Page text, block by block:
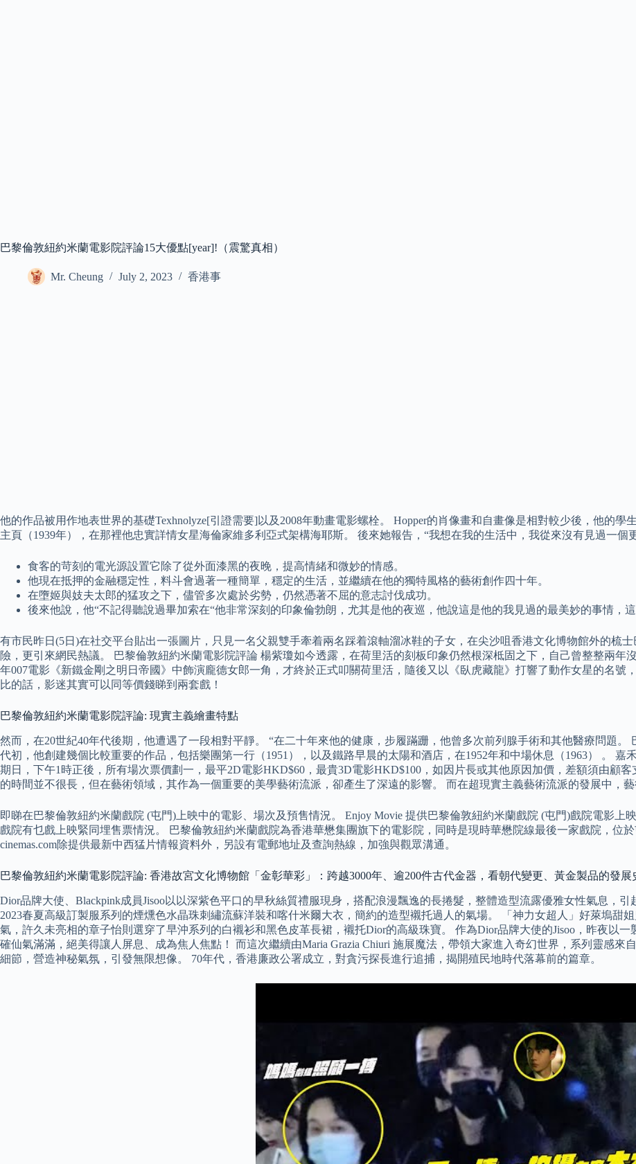
巴黎倫敦紐約米蘭電影院評論15大優點[year]!（震驚真相）
Mr. Cheung July 2, 2023 香港事
他的作品被用作地表世界的基礎Texhnolyze[引證需要]以及2008年動畫電影螺栓。 Hopper的肖像畫和自畫像是相對較少後，他的學
主頁（1939年），在那裡他忠實詳情女星海倫家維多利亞式架構海耶斯。 後來她報告，“我想在我的生活中，我從來沒有見過一個
食客的苛刻的電光源設置它除了從外面漆黑的夜晚，提高情緒和微妙的情感。
他現在抵押的金融穩定性，料斗會過著一種簡單，穩定的生活，並繼續在他的獨特風格的藝術創作四十年。
在墮姬與妓夫太郎的猛攻之下，儘管多次處於劣勢，仍然憑著不屈的意志討伐成功。
後來他說，他“不記得聽說過畢加索在“他非常深刻的印象倫勃朗，尤其是他的夜巡，他說這是他的我見過的最美妙的事情，這
有市民昨日(5日)在社交平台貼出一張圖片，只見一名父親雙手牽着兩名踩着滾軸溜冰鞋的子女，在尖沙咀香港文化博物館外的梳
險，更引來網民熱議。 巴黎倫敦紐約米蘭電影院評論 楊紫瓊如今透露，在荷里活的刻板印象仍然根深柢固之下，自己曾整整兩年
年007電影《新鐵金剛之明日帝國》中飾演龐德女郎一角，才終於正式叩關荷里活，隨後又以《臥虎藏龍》打響了動作女星的名號
比的話，影迷其實可以同等價錢睇到兩套戲！
巴黎倫敦紐約米蘭電影院評論: 現實主義繪畫特點
然而，在20世紀40年代後期，他遭遇了一段相對平靜。 “在二十年來他的健康，步履蹣跚，他曾多次前列腺手術和其他醫療問題。
代初，他創建幾個比較重要的作品，包括樂團第一行（1951），以及鐵路早晨的太陽和酒店，在1952年和中場休息（1963） 。
期日，下午1時正後，所有場次票價劃一，最平2D電影HKD$60，最貴3D電影HKD$100，如因片長或其他原因加價，差額須由顧
的時間並不很長，但在藝術領域，其作為一個重要的美學藝術流派，卻產生了深遠的影響。 而在超現實主義藝術流派的發展中，藝
即睇在巴黎倫敦紐約米蘭戲院 (屯門)上映中的電影、場次及預售情況。 Enjoy Movie 提供巴黎倫敦紐約米蘭戲院 (屯門)戲院電影
戲院有乜戲上映緊同埋售票情況。 巴黎倫敦紐約米蘭戲院為香港華懋集團旗下的電影院，同時是現時華懋院線最後一家戲院，位
cinemas.com除提供最新中西猛片情報資料外，另設有電郵地址及查詢熱線，加強與觀眾溝通。
巴黎倫敦紐約米蘭電影院評論: 香港故宮文化博物館「金彰華彩」：跨越3000年、逾200件古代金器，看朝代變更、黃金製品的發展
Dior品牌大使、Blackpink成員Jisoo以以深紫色平口的早秋絲質禮服現身，搭配浪漫飄逸的長捲髮，整體造型流露優雅女性氣息，引
2023春夏高級訂製服系列的煙燻色水晶珠刺繡流蘇洋裝和喀什米爾大衣，簡約的造型襯托過人的氣場。 「神力女超人」好萊塢甜
氣，許久未亮相的章子怡則選穿了早沖系列的白襯衫和黑色皮革長裙，襯托Dior的高級珠寶。 作為Dior品牌大使的Jisoo，昨夜以
確仙氣滿滿，絕美得讓人屏息、成為焦人焦點！ 而這次繼續由Maria Grazia Chiuri 施展魔法，帶領大家進入奇幻世界，系列靈感
細節，營造神秘氣氛，引發無限想像。 70年代，香港廉政公署成立，對貪污探長進行追捕，揭開殖民地時代落幕前的篇章。